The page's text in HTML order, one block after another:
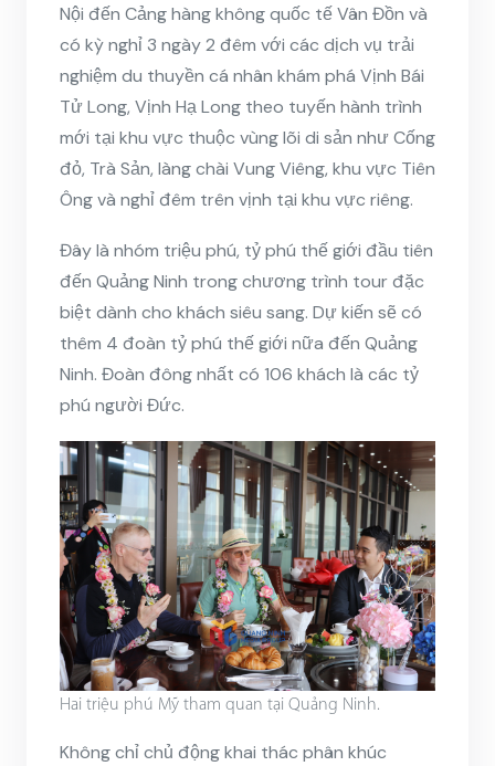
Nội đến Cảng hàng không quốc tế Vân Đồn và
có kỳ nghỉ 3 ngày 2 đêm với các dịch vụ trải
nghiệm du thuyền cá nhân khám phá Vịnh Bái
Tử Long, Vịnh Hạ Long theo tuyến hành trình
mới tại khu vực thuộc vùng lõi di sản như Cống
đỏ, Trà Sản, làng chài Vung Viêng, khu vực Tiên
Ông và nghỉ đêm trên vịnh tại khu vực riêng.
Đây là nhóm triệu phú, tỷ phú thế giới đầu tiên
đến Quảng Ninh trong chương trình tour đặc
biệt dành cho khách siêu sang. Dự kiến sẽ có
thêm 4 đoàn tỷ phú thế giới nữa đến Quảng
Ninh. Đoàn đông nhất có 106 khách là các tỷ
phú người Đức.
Hai triệu phú Mỹ tham quan tại Quảng Ninh.
Không chỉ chủ động khai thác phân khúc